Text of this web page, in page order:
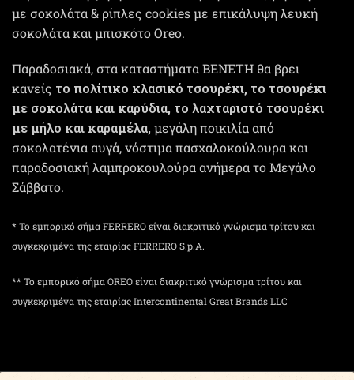
με σοκολάτα & ρίπλες cookies με επικάλυψη λευκή
σοκολάτα και μπισκότο Oreo.
Παραδοσιακά, στα καταστήματα ΒΕΝΕΤΗ θα βρει
κανείς το πολίτικο κλασικό τσουρέκι, το τσουρέκι
με σοκολάτα και καρύδια, το λαχταριστό τσουρέκι
με μήλο και καραμέλα,μεγάλη ποικιλία από
σοκολατένια αυγά, νόστιμα πασχαλοκούλουρα και
παραδοσιακή λαμπροκουλούρα ανήμερα το Μεγάλο
Σάββατο.
* Το εμπορικό σήμα FERRERO είναι διακριτικό γνώρισμα τρίτου και
συγκεκριμένα της εταιρίας FERRERO S.p.A.
** Το εμπορικό σήμα OREO είναι διακριτικό γνώρισμα τρίτου και
συγκεκριμένα της εταιρίας Intercontinental Great Brands LLC